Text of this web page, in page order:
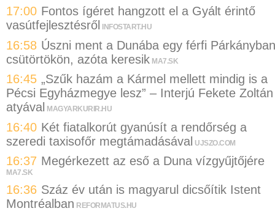
17:00 Fontos ígéret hangzott el a Gyált érintő
vasútfejlesztésről
INFOSTART.HU
16:58 Úszni ment a Dunába egy férfi Párkányban
csütörtökön, azóta keresik MA7.SK
16:45 „Szűk hazám a Kármel mellett mindig is a
Pécsi Egyházmegye lesz” – Interjú Fekete Zoltán
atyával
MAGYARKURIR.HU
16:40 Két fiatalkorút gyanúsít a rendőrség a
szeredi taxisofőr megtámadásával UJSZO.COM
16:37 Megérkezett az eső a Duna vízgyűjtőjére
MA7.SK
16:36 Száz év után is magyarul dicsőítik Istent
Montréalban REFORMATUS.HU